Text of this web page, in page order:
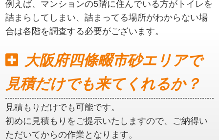
例えば、マンションの5階に住んでいる方がトイレを
詰まらしてしまい、詰まってる場所がわからない場
合は各階を調査する必要がございます。
大阪府四條畷市砂エリアで
見積だけでも来てくれるか？
見積もりだけでも可能です。
初めに見積もりをご提示いたしますので、ご納得い
ただいてからの作業となります。